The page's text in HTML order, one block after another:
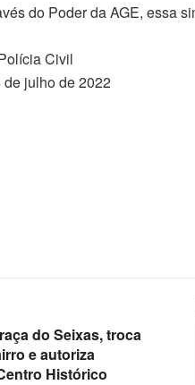
do Poder da AGE, essa
Civil
julho de 2022
do Seixas, troca
e autoriza
Histórico